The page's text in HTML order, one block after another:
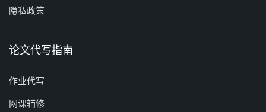
隐私政策
论文代写指南
作业代写
网课辅修